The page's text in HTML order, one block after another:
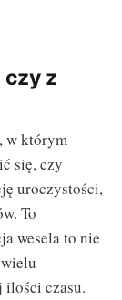
czy z
w którym
się, czy
uroczystości,
To
wesela to nie
ilości czasu.